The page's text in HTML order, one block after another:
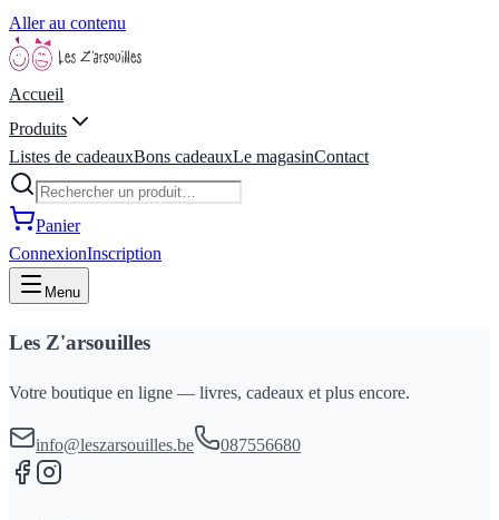
Aller au contenu
Accueil
Produits
Listes de cadeauxBons cadeauxLe magasinContact
Panier
ConnexionInscription
Menu
Les Z'arsouilles
Votre boutique en ligne — livres, cadeaux et plus encore.
info@leszarsouilles.be 087556680